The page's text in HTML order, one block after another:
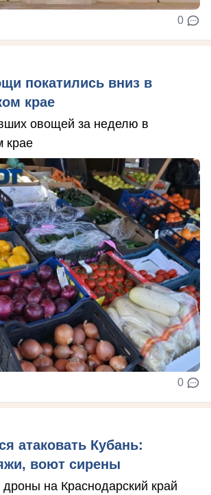
0
покатились вниз в
крае
овощей за неделю в
крае
0
атаковать Кубань:
воют сирены
на Краснодарский край